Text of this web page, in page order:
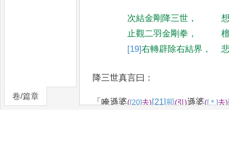
卷/篇章
次結金剛降三世 ，
止觀二羽金剛拳 ，
[19]右轉辟除右結界 ，
降三世真言曰 ：
「 唵遜婆([20]去)[21]𩕳(引)遜婆([＊]去)